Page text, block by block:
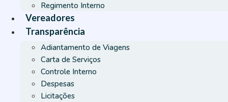
Regimento Interno
Vereadores
Transparência
Adiantamento de Viagens
Carta de Serviços
Controle Interno
Despesas
Licitações